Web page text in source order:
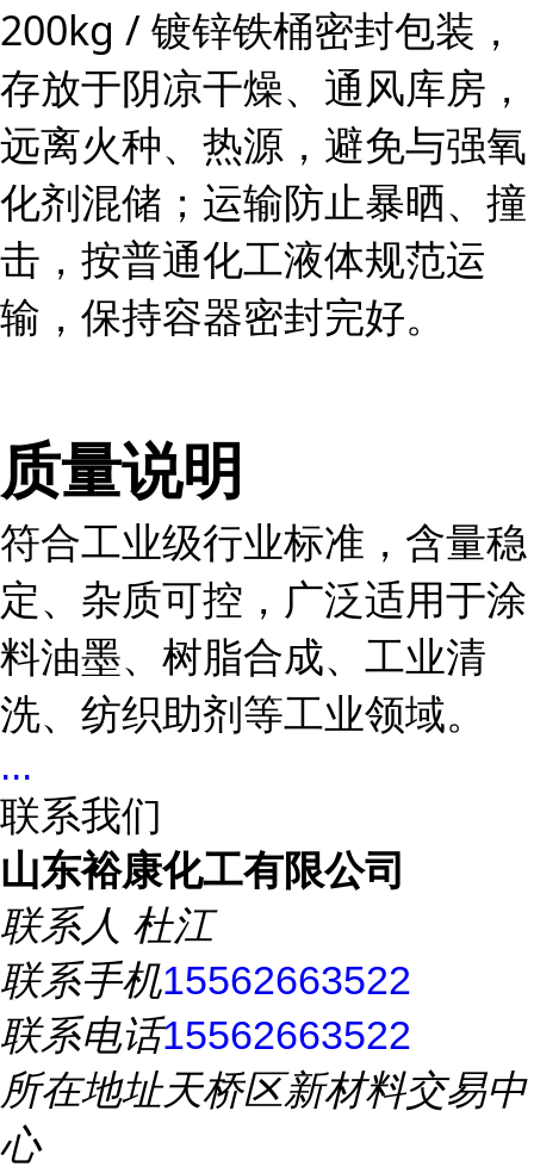
200kg / 镀锌铁桶密封包装，
存放于阴凉干燥、通风库房，
远离火种、热源，避免与强氧
化剂混储；运输防止暴晒、撞
击，按普通化工液体规范运
输，保持容器密封完好。
质量说明
符合工业级行业标准，含量稳
定、杂质可控，广泛适用于涂
料油墨、树脂合成、工业清
洗、纺织助剂等工业领域。
...
联系我们
山东裕康化工有限公司
联系人 杜江
联系手机15562663522
联系电话15562663522
所在地址天桥区新材料交易中
心